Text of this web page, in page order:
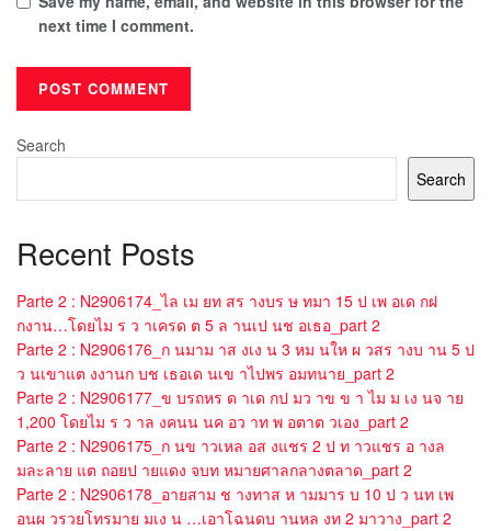
next time I comment.
Search
Search
Recent Posts
Parte 2 : N2906174_ไล เม ยท สร างบร ษ ทมา 15 ป เพ อเด กฝ
กงาน…โดยไม ร ว าเครด ต 5 ล านเป นช อเธอ_part 2
Parte 2 : N2906176_ก นมาม าส งเง น 3 หม นให ผ วสร างบ าน 5 ป
ว นเขาแต งงานก บช เธอเด นเข าไปพร อมทนาย_part 2
Parte 2 : N2906177_ข บรถหร ด าเด กป มว าข ข า ไม ม เง นจ าย
1,200 โดยไม ร ว าล งคนน นค อว าท พ อตาต วเอง_part 2
Parte 2 : N2906175_ก นข าวเหล อส งแชร 2 ป ท าวแชร อ างล
มละลาย แต ถอยป ายแดง จบท หมายศาลกลางตลาด_part 2
Parte 2 : N2906178_อายสาม ช างทาส ห ามมาร บ 10 ป ว นท เพ
อนผ วรวยโทรมาย มเง น …เอาโฉนดบ านหล งท 2 มาวาง_part 2